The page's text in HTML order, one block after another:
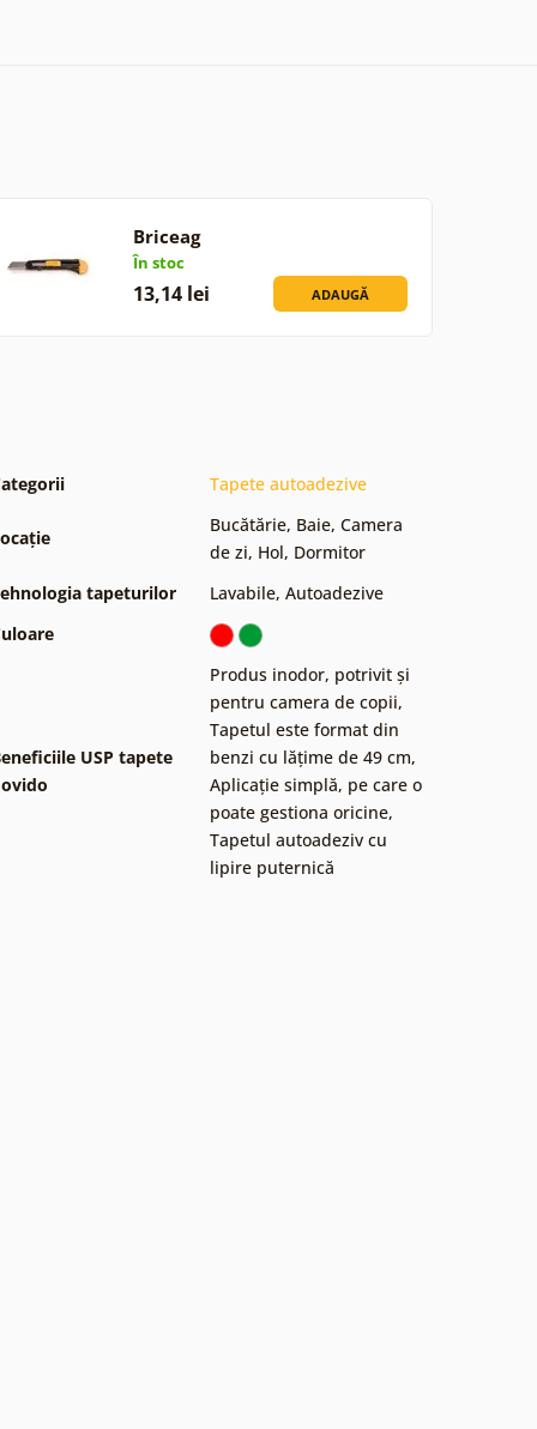
Briceag
În stoc
13,14 lei ADAUGĂ
Tapete autoadezive
Bucătărie, Baie, Camera
de zi, Hol, Dormitor
tapeturilor
Lavabile, Autoadezive
USP tapete
Produs inodor, potrivit și
pentru camera de copii,
Tapetul este format din
benzi cu lățime de 49 cm,
Aplicație simplă, pe care o
poate gestiona oricine,
Tapetul autoadeziv cu
lipire puternică